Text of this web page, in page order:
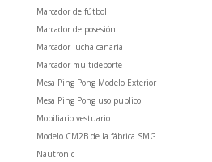
Marcador de fútbol
Marcador de posesión
Marcador lucha canaria
Marcador multideporte
Mesa Ping Pong Modelo Exterior
Mesa Ping Pong uso publico
Mobiliario vestuario
Modelo CM2B de la fábrica SMG
Nautronic